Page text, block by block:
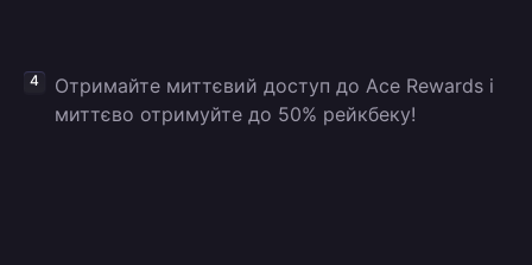
Отримайте миттєвий доступ до Ace Rewards і
миттєво отримуйте до 50% рейкбеку!